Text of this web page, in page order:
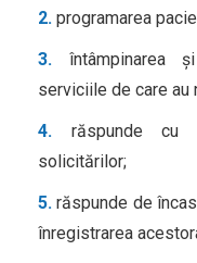
programarea
întâmpinarea
serviciile de care au
răspunde cu
solicitărilor;
răspunde de
înregistrarea